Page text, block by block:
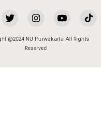
@2024 NU Purwakarta All Rights
Reserved